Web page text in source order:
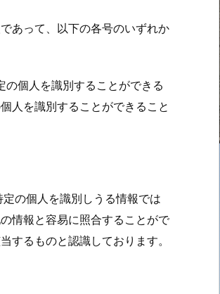
あって、以下の各号のいずれか
個人を識別することができる
人を識別することができること
の個人を識別しうる情報では
情報と容易に照合することがで
するものと認識しております。